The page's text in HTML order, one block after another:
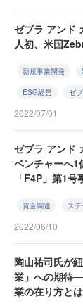
ゼブラ アンド
人初、米国
新規事業開発
ESG経営 ゼ
2022/07/01
ゼブラ アンド
ベンチャーへ
「F4P」第1号
資金調達 ス
2022/06/10
陶山祐司氏が
業」への期待
業の在り方と